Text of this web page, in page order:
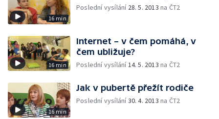
16 min
Poslední vysílání 28. 5. 2013 na ČT2
16 min
Internet – v čem pomáhá, v
čem ubližuje?
Poslední vysílání14. 5. 2013 na ČT2
16 min
Jak v pubertě přežít rodiče
Poslední vysílání30. 4. 2013 na ČT2